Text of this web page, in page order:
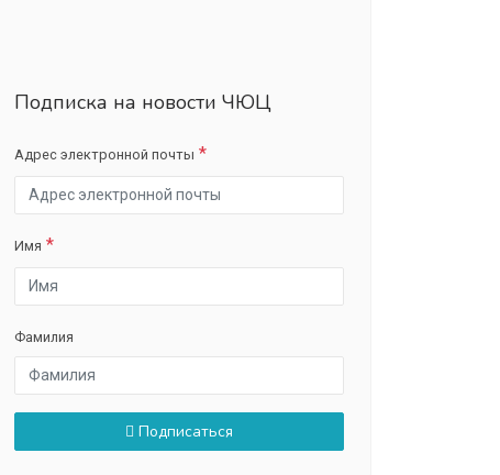
Подписка на новости ЧЮЦ
Адрес электронной почты
Имя
Фамилия
Подписаться